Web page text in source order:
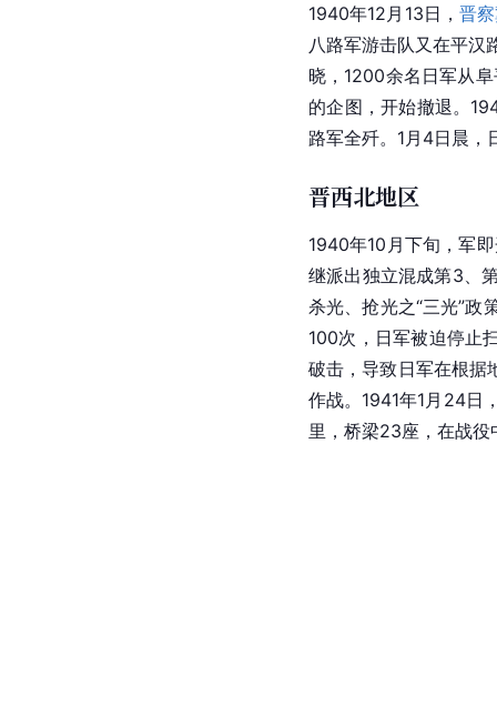
1940年12月13日，晋
八路军游击队又在平汉
晓，1200余名日军从
的企图，开始撤退。
路军全歼。1月4日晨，
晋西北地区
1940年10月下旬，军
继派出独立混成第3、
杀光、抢光之“三光”政
100次，日军被迫停止
破击，导致日军在根据
作战。1941年1月24日
里，桥梁23座，在战